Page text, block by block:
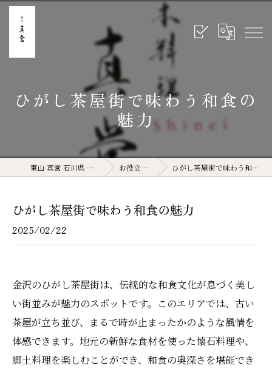
ひがし茶屋街で味わう和食の
魅力
東山 真営 石川県 金沢 和食 お役立ち情報 ひがし茶屋街で味わう和食の魅力
ひがし茶屋街で味わう和食の魅力
2025/02/22
金沢のひがし茶屋街は、伝統的な和食文化が息づく美し
い街並みが魅力のスポットです。このエリアでは、古い
茶屋が立ち並び、まるで時が止まったかのような風情を
体感できます。地元の新鮮な食材を使った懐石料理や、
郷土料理を楽しむことができ、和食の奥深さを堪能でき